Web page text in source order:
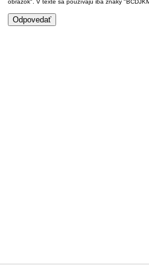
obrázok". V texte sa používajú iba znaky